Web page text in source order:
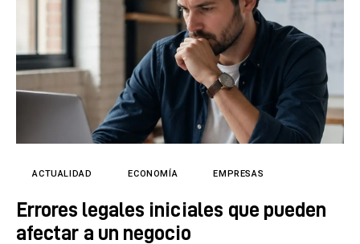
Empresas
Expertos
Tecnología
Cultura
LifeStyle
ACTUALIDAD ECONOMÍA EMPRESAS
Errores legales iniciales que pueden
afectar a un negocio